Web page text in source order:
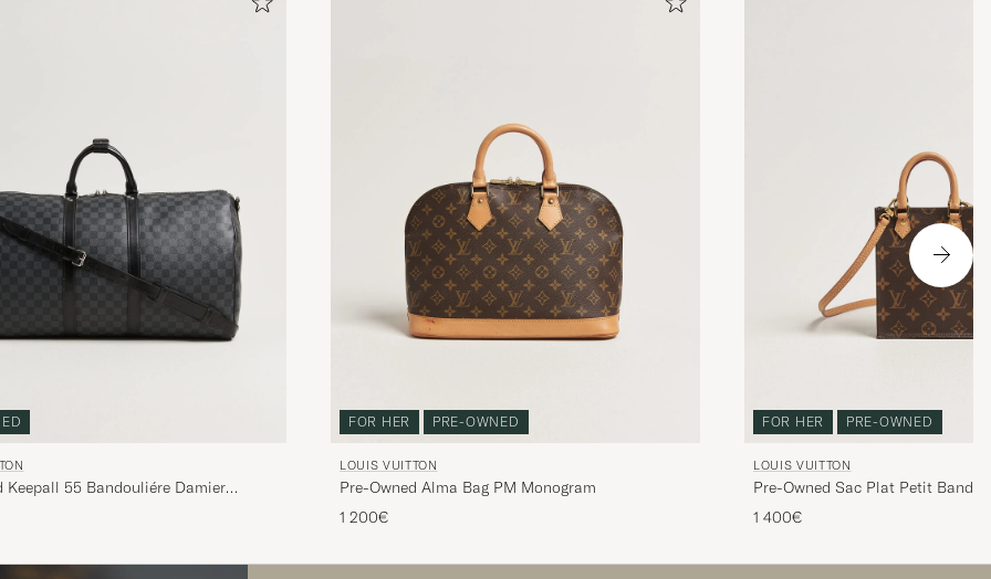
Keepall 55 Bandouliére Damier
FOR HER PRE-OWNED
LOUIS VUITTON
Pre-Owned Alma Bag PM Monogram
1 200€
FOR HER PRE-OWNED
LOUIS VUITTON
Pre-Owned Sac Plat Petit
1 400€